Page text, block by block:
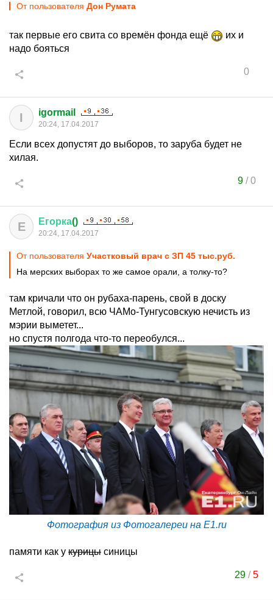
От пользователя Дон Руматa
так первые его свита со времён фонда ещё
их и
надо бояться
0
I igormail
20:24, 17.04.2017
Если всех допустят до выборов, то заруба будет не
хилая.
9/0
Е Егорка()
20:24, 17.04.2017
От пользователя Участковый врач с ЗП 45 тыс.руб.
На мерских выборах то же самое орали, а толку-то?
там кричали что он рубаха-парень, свой в доску
Метлой, говорил, всю ЧАМо-Тунгусовскую нечисть из
мэрии выметет...
но спустя полгода что-то переобулся...
Фотография из Фотогалереи на E1.ru
памяти как у курицы синицы
29 /5